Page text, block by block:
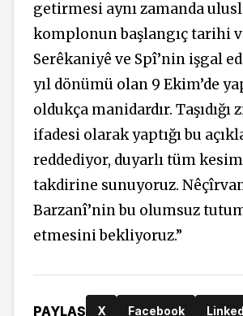
getirmesi aynı zamanda
komplonun başlangıç tarihi
Serêkaniyê ve Spî’nin işgal
yıl dönümü olan 9 Ekim’de
oldukça manidardır.
ifadesi olarak yaptığı bu
reddediyor, duyarlı tüm
takdirine sunuyoruz.
Barzanî’nin bu olumsuz
etmesini bekliyoruz.”
PAYLAŞ X Facebook